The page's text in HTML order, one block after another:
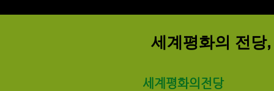
세계평화의 전당
​세계평화의전당